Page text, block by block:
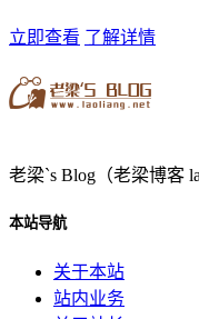
立即查看 了解详情
老梁`s Blog（老梁博客
本站导航
关于本站
站内业务